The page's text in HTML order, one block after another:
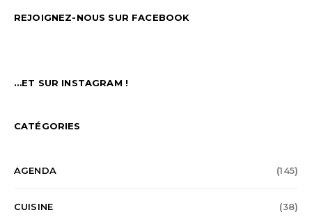
REJOIGNEZ-NOUS SUR FACEBOOK
…ET SUR INSTAGRAM !
CATÉGORIES
AGENDA (145)
CUISINE (38)